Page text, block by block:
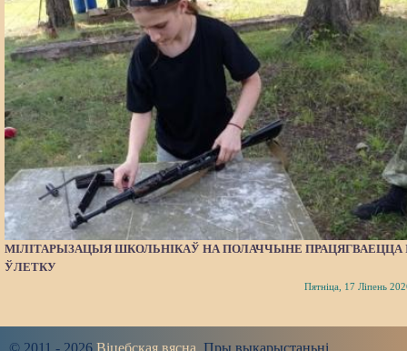
МІЛІТАРЫЗАЦЫЯ ШКОЛЬНІКАЎ НА ПОЛАЧЧЫНЕ ПРАЦЯГВАЕЦЦА
ЎЛЕТКУ
Пятніца, 17 Ліпень